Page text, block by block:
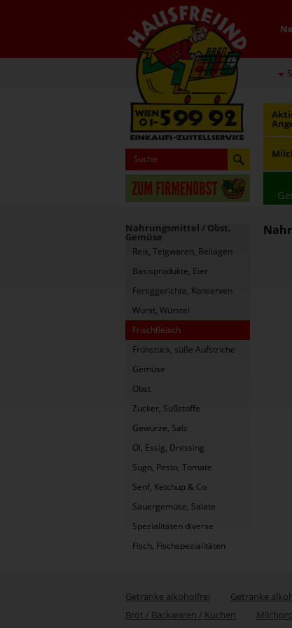
Nahrungsmittel / Obst,
Gemüse
Reis, Teigwaren, Beilagen
Basisprodukte, Eier
Fertiggerichte, Konserven
Wurst, Würstel
Frischfleisch
Frühstück, süße Aufstriche
Gemüse
Obst
Zucker, Süßstoffe
Gewürze, Salz
Öl, Essig, Dressing
Sugo, Pesto, Tomate
Senf, Ketchup & Co
Sauergemüse, Salate
Spezialitäten diverse
Fisch, Fischspezialitäten
Getränke alkoholfrei Getränke
Brot / Backwaren / Kuchen